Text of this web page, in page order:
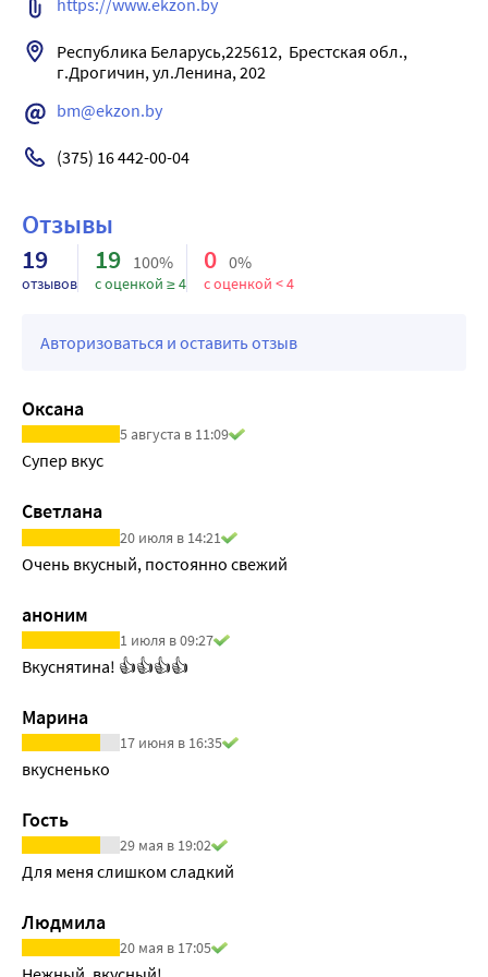
лет - 13 %, для девочек от 11 до 14 лет - 10 %,
18 лет - 8,3 %.
Процент от рекомендуемого уровня суточного
потребления (РУСП) для взрослых - 21 %.
https://www.ekzon.by
Республика Беларусь,225612,  Брестская обл.,
bm@ekzon.by
(375) 16 442-00-04
Отзывы
19
отзывов
19 100%
с оценкой ≥ 4
0 0%
с оценкой < 4
Авторизоваться и оставить отзыв
Оксана
5 августа в 11:09
Супер вкус
Светлана
20 июля в 14:21
Очень вкусный, постоянно свежий
аноним
1 июля в 09:27
Вкуснятина! 👍👍👍👍
Марина
17 июня в 16:35
вкусненько
Гость
29 мая в 19:02
Для меня слишком сладкий
Людмила
20 мая в 17:05